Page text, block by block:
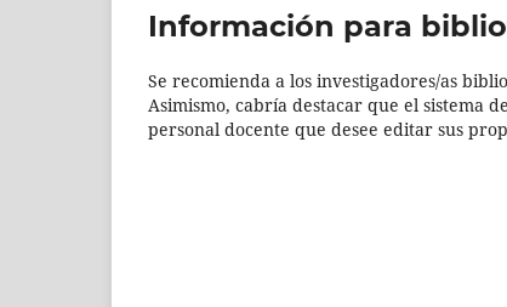
Información para
Se recomienda a los investigadores/as
Asimismo, cabría destacar que el sistema
personal docente que desee editar sus